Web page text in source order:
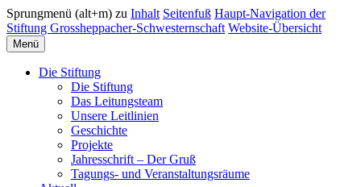
Sprungmenü (alt+m) zu Inhalt Seitenfuß Haupt-Navigation der
Stiftung Grossheppacher-Schwesternschaft Website-Übersicht
Menü
Die Stiftung
Die Stiftung
Das Leitungsteam
Unsere Leitlinien
Geschichte
Projekte
Jahresschrift – Der Gruß
Tagungs- und Veranstaltungsräume